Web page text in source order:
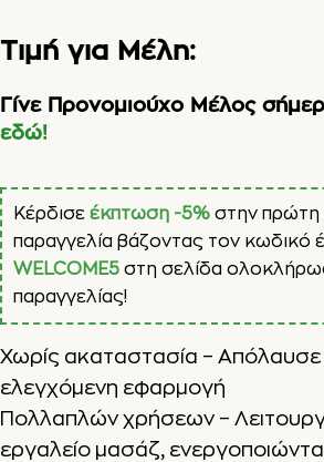
Τιμή για Μέλη:
Γίνε Προνομιούχο Μέλος
εδώ!
Κέρδισε έκπτωση -5% στην πρώτη
παραγγελία βάζοντας τον κωδικό
WELCOME5 στη σελίδα
παραγγελίας!
Χωρίς ακαταστασία – Απόλαυσε
ελεγχόμενη εφαρμογή
Πολλαπλών χρήσεων –
εργαλείο μασάζ,